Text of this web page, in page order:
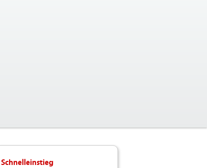
Schnelleinstieg